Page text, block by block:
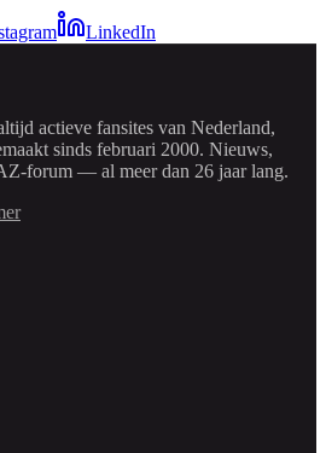
LinkedIn
actieve fansites van Nederland,
sinds februari 2000. Nieuws,
forum — al meer dan 26 jaar lang.